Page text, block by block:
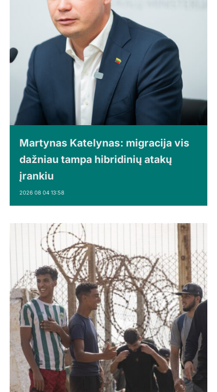
Martynas Katelynas: migracija vis
dažniau tampa hibridinių atakų
įrankiu
2026 08 04 13:58